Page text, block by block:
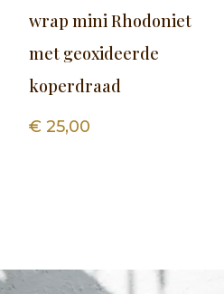
wrap mini Rhodoniet
met geoxideerde
koperdraad
€ 25,00